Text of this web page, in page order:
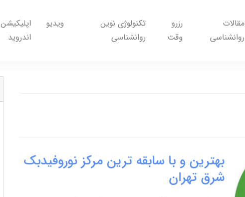
مقالات
روانشناسی
رزرو
وقت
تکنولوژی نوین
روانشناسی
ویدیو
اپلیکیشن
اندروید
بهترین و با سابقه ترین مرکز نوروفیدبک
شرق تهران